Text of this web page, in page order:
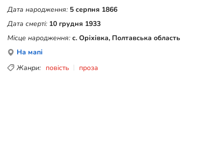
Дата народження: 5 серпня 1866
Дата смерті: 10 грудня 1933
Місце народження: с. Оріхівка, Полтавська область
На мапі
Жанри: повість проза